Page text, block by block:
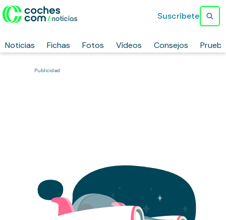
Noticias Fichas Fotos Vídeos Consejos
Suscríbete
Publicidad